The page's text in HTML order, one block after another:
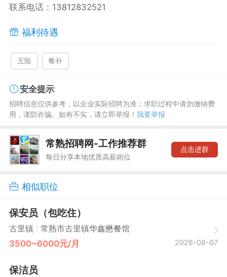
联系电话：13812832521
福利待遇
五险 餐补
安全提示
招聘信息仅供参考，以企业实际招聘为准；求职过程中请勿缴纳费
用，谨防诈骗。如有不实，请立即举报！ 我要举报
常熟招聘网-工作推荐群
每日分享本地优质高薪岗位
点击进群
相似职位
保安员（包吃住）
古里镇 常熟市古里镇华鑫懋餐馆
3500~6000元/月 2026-08-07
保洁员